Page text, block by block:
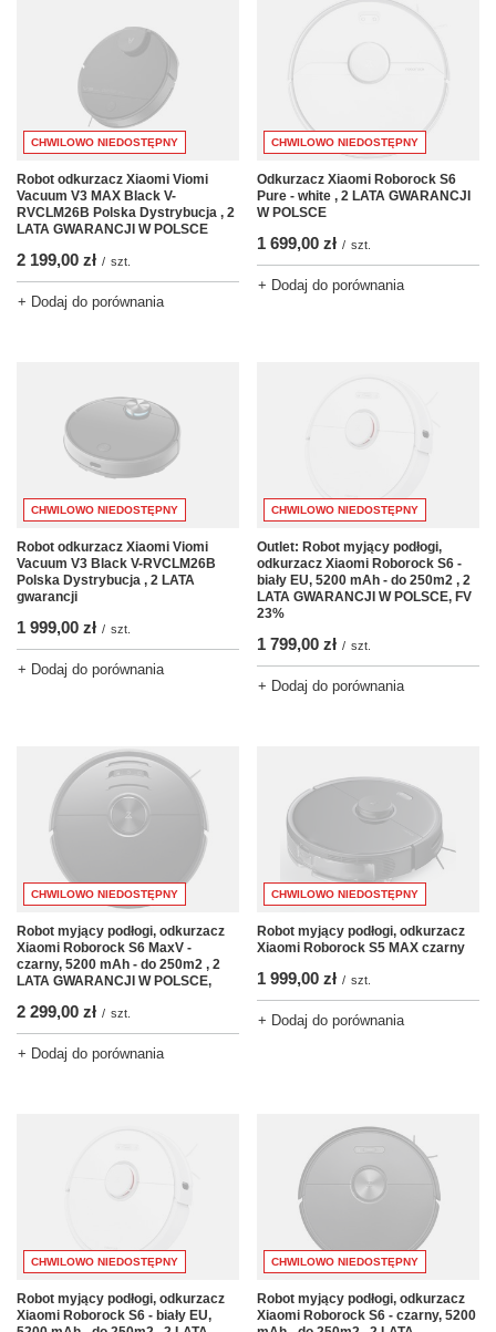
CHWILOWO NIEDOSTĘPNY
Robot odkurzacz Xiaomi Viomi
Vacuum V3 MAX Black V-
RVCLM26B Polska Dystrybucja , 2
LATA GWARANCJI W POLSCE
2 199,00 zł / szt.
+ Dodaj do porównania
CHWILOWO NIEDOSTĘPNY
Odkurzacz Xiaomi Roborock S6
Pure - white , 2 LATA GWARANCJI
W POLSCE
1 699,00 zł / szt.
+ Dodaj do porównania
CHWILOWO NIEDOSTĘPNY
Robot odkurzacz Xiaomi Viomi
Vacuum V3 Black V-RVCLM26B
Polska Dystrybucja , 2 LATA
gwarancji
1 999,00 zł / szt.
+ Dodaj do porównania
CHWILOWO NIEDOSTĘPNY
Outlet: Robot myjący podłogi,
odkurzacz Xiaomi Roborock S6 -
biały EU, 5200 mAh - do 250m2 , 2
LATA GWARANCJI W POLSCE, FV
23%
1 799,00 zł / szt.
+ Dodaj do porównania
CHWILOWO NIEDOSTĘPNY
Robot myjący podłogi, odkurzacz
Xiaomi Roborock S6 MaxV -
czarny, 5200 mAh - do 250m2 , 2
LATA GWARANCJI W POLSCE,
2 299,00 zł / szt.
+ Dodaj do porównania
CHWILOWO NIEDOSTĘPNY
Robot myjący podłogi, odkurzacz
Xiaomi Roborock S5 MAX czarny
1 999,00 zł / szt.
+ Dodaj do porównania
CHWILOWO NIEDOSTĘPNY
Robot myjący podłogi, odkurzacz
Xiaomi Roborock S6 - biały EU,
CHWILOWO NIEDOSTĘPNY
Robot myjący podłogi, odkurzacz
Xiaomi Roborock S6 - czarny, 5200